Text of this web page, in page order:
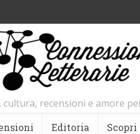
cultura, recensioni e amore
Editoria Scopri